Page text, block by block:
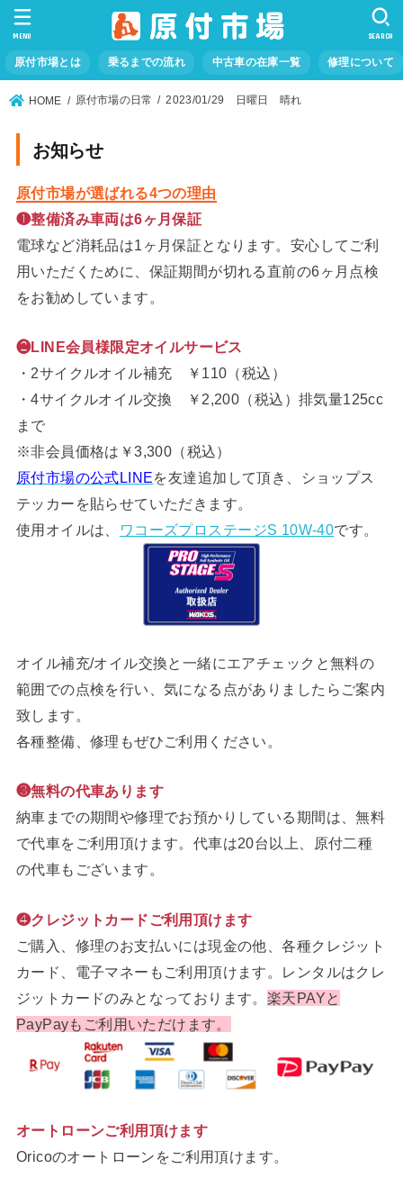
原付市場とは 乗るまでの流れ 中古車の在庫一覧 修理について
SEARCH
MENU
HOME 原付市場の日常 2023/01/29 日曜日 晴れ
お知らせ
原付市場が選ばれる4つの理由
❶整備済み車両は6ヶ月保証
電球など消耗品は1ヶ月保証となります。安心してご利
用いただくために、保証期間が切れる直前の6ヶ月点検
をお勧めしています。
❷LINE会員様限定オイルサービス
・2サイクルオイル補充 ￥110（税込）
・4サイクルオイル交換 ￥2,200（税込）排気量125cc
まで
※非会員価格は￥3,300（税込）
原付市場の公式LINEを友達追加して頂き、ショップス
テッカーを貼らせていただきます。
使用オイルは、
ワコーズプロステージS 10W-40です。
オイル補充/オイル交換と一緒にエアチェックと無料の
範囲での点検を行い、気になる点がありましたらご案内
致します。
各種整備、修理もぜひご利用ください。
❸無料の代車あります
納車までの期間や修理でお預かりしている期間は、無料
で代車をご利用頂けます。代車は20台以上、原付二種
の代車もございます。
❹クレジットカードご利用頂けます
ご購入、修理のお支払いには現金の他、各種クレジット
カード、電子マネーもご利用頂けます。レンタルはクレ
ジットカードのみとなっております。 楽天PAYと
PayPayもご利用いただけます。
オートローンご利用頂けます
Oricoのオートローンをご利用頂けます。